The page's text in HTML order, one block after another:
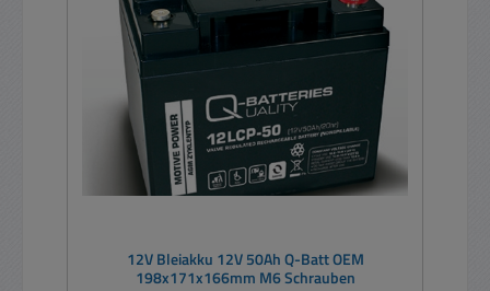
12V Bleiakku 12V 50Ah Q-Batt OEM
198x171x166mm M6 Schrauben